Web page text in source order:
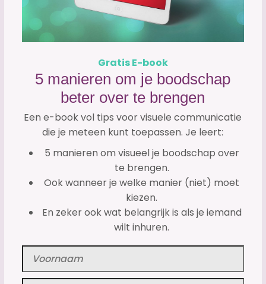
Gratis E-book
5 manieren om je boodschap
beter over te brengen
Een e-book vol tips voor visuele communicatie
die je meteen kunt toepassen. Je leert:
5 manieren om visueel je boodschap over
te brengen.
Ook wanneer je welke manier (niet) moet
kiezen.
En zeker ook wat belangrijk is als je iemand
wilt inhuren.